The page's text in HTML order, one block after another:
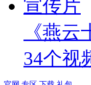
《燕
34个视